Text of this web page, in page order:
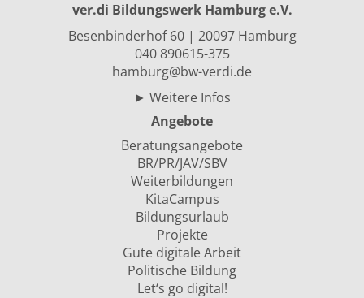
ver.di Bildungswerk Hamburg e.V.
Besenbinderhof 60 | 20097 Hamburg
040 890615-375
hamburg@bw-verdi.de
► Weitere Infos
Angebote
Beratungsangebote
BR/PR/JAV/SBV
Weiterbildungen
KitaCampus
Bildungsurlaub
Projekte
Gute digitale Arbeit
Politische Bildung
Let‘s go digital!